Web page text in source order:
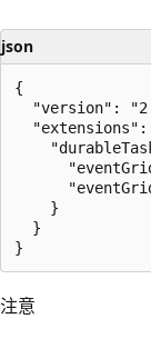
json
{
"version":
"extensions":
    }
  }
注意